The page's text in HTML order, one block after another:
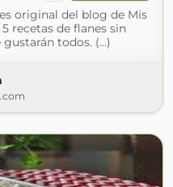
original del blog de Mis
recetas de flanes sin
todos. (...)